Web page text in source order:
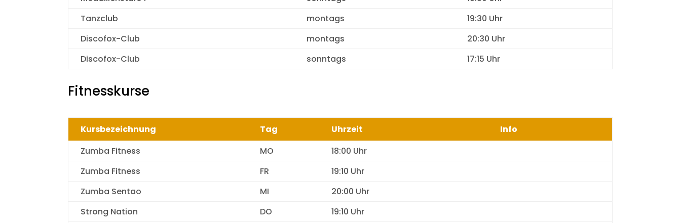
Tanzclub
montags
19:30 Uhr
Discofox-Club
montags
20:30 Uhr
Discofox-Club
sonntags 17:15 Uhr
Fitnesskurse
Kursbezeichnung Tag Uhrzeit
Info
Zumba Fitness
MO
18:00 Uhr
Zumba Fitness
FR
19:10 Uhr
Zumba Sentao
MI
20:00 Uhr
Strong Nation
DO
19:10 Uhr